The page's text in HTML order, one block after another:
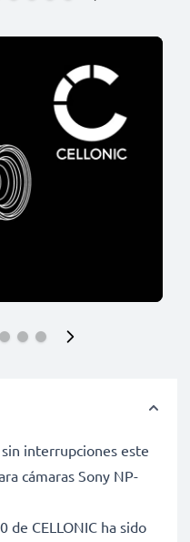
interrupciones este
cámaras Sony NP-
de CELLONIC ha sido